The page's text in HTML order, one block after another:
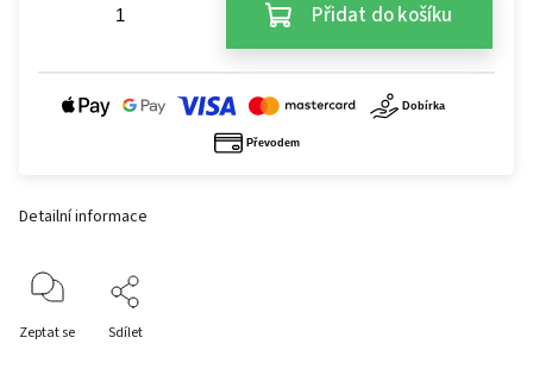
Přidat do košíku
Detailní informace
Zeptat se Sdílet